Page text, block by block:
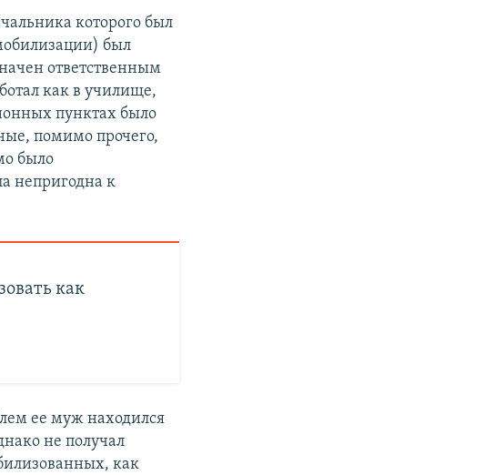
которого был
был
ответственным
как в училище,
пунктах было
помимо прочего,
было
непригодна к
как
ее муж находился
не получал
как